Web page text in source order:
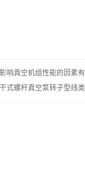
影响真空机组性能的因素有
干式螺杆真空泵转子型线